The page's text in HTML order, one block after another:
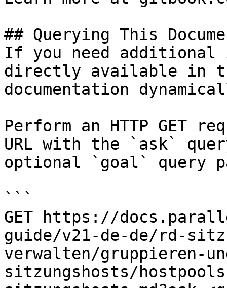
## Querying This
If you need
directly available in
documentation
Perform an HTTP GET
URL with the `ask`
optional `goal` query
```
GET https://
guide/v21-de-de/rd-
verwalten/gruppieren-
sitzungshosts/